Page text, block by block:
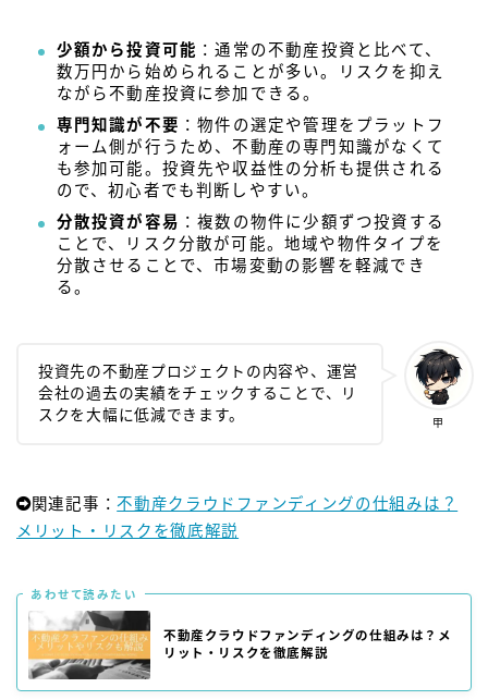
少額から投資可能 ：通常の不動産投資と比べて、
数万円から始められることが多い。リスクを抑え
ながら不動産投資に参加できる。
専門知識が不要 ：物件の選定や管理をプラットフ
ォーム側が行うため、不動産の専門知識がなくて
も参加可能。投資先や収益性の分析も提供される
ので、初心者でも判断しやすい。
分散投資が容易 ：複数の物件に少額ずつ投資する
ことで、リスク分散が可能。地域や物件タイプを
分散させることで、市場変動の影響を軽減でき
る。
甲
投資先の不動産プロジェクトの内容や、運営
会社の過去の実績をチェックすることで、リ
スクを大幅に低減できます。
関連記事：不動産クラウドファンディングの仕組みは？
メリット・リスクを徹底解説
あわせて読みたい
不動産クラウドファンディングの仕組みは？メ
リット・リスクを徹底解説